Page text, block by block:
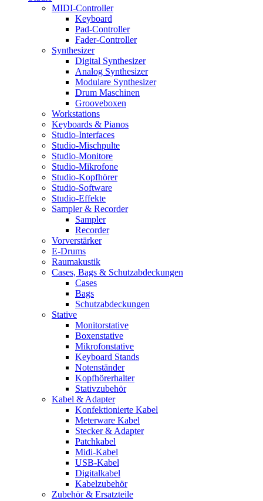
MIDI-Controller
Keyboard
Pad-Controller
Fader-Controller
Synthesizer
Digital Synthesizer
Analog Synthesizer
Modulare Synthesizer
Drum Maschinen
Grooveboxen
Workstations
Keyboards & Pianos
Studio-Interfaces
Studio-Mischpulte
Studio-Monitore
Studio-Mikrofone
Studio-Kopfhörer
Studio-Software
Studio-Effekte
Sampler & Recorder
Sampler
Recorder
Vorverstärker
E-Drums
Raumakustik
Cases, Bags & Schutzabdeckungen
Cases
Bags
Schutzabdeckungen
Stative
Monitorstative
Boxenstative
Mikrofonstative
Keyboard Stands
Notenständer
Kopfhörerhalter
Stativzubehör
Kabel & Adapter
Konfektionierte Kabel
Meterware Kabel
Stecker & Adapter
Patchkabel
Midi-Kabel
USB-Kabel
Digitalkabel
Kabelzubehör
Zubehör & Ersatzteile